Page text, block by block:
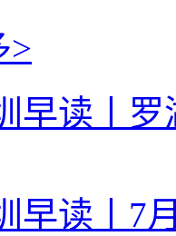
>
早读丨
早读丨7